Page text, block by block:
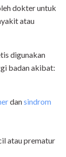
dokter untuk
atau
digunakan
badan akibat:
dansindrom
atau prematur